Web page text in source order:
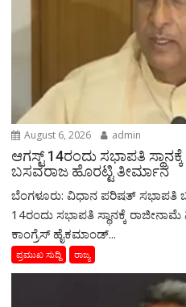
August 6, 2026 admin
ಆಗಸ್ಟ್‌ 14ರಂದು ಸಭಾಪತಿ
ಬಸವರಾಜ ಹೊರಟ್ಟಿ ತೀರ್ಮಾನ
ಬೆಂಗಳೂರು: ವಿಧಾನ ಪರಿಷತ್ ಸಭಾಪತಿ
14ರಂದು ಸಭಾಪತಿ ಸ್ಥಾನಕ್ಕೆ
ಕಾಂಗ್ರೆಸ್ ಹೈಕಮಾಂಡ್...
ಪ್ರಮುಖ ಸುದ್ದಿ ರಾಜ್ಯ